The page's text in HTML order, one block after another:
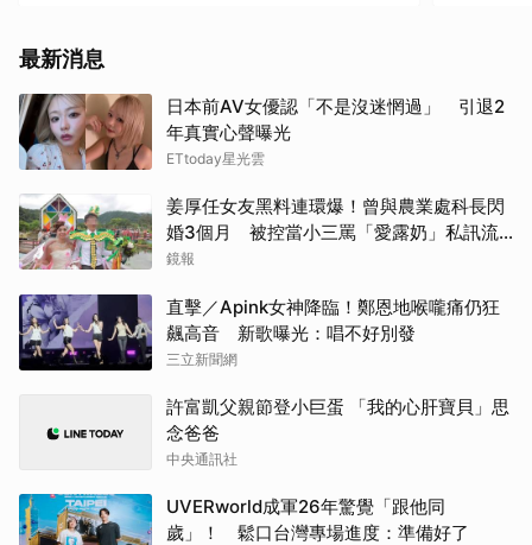
最新消息
日本前AV女優認「不是沒迷惘過」 引退2
年真實心聲曝光
ETtoday星光雲
姜厚任女友黑料連環爆！曾與農業處科長閃
婚3個月 被控當小三罵「愛露奶」私訊流
出
鏡報
直擊／Apink女神降臨！鄭恩地喉嚨痛仍狂
飆高音 新歌曝光：唱不好別發
三立新聞網
許富凱父親節登小巨蛋 「我的心肝寶貝」思
念爸爸
中央通訊社
UVERworld成軍26年驚覺「跟他同
歲」！ 鬆口台灣專場進度：準備好了